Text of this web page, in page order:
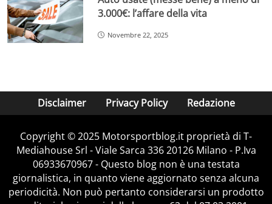
3.000€: l’affare della vita
Novembre 22, 2025
Disclaimer Privacy Policy Redazione
Copyright © 2025 Motorsportblog.it proprietà di T-
Mediahouse Srl - Viale Sarca 336 20126 Milano - P.Iva
06933670967 - Questo blog non è una testata
giornalistica, in quanto viene aggiornato senza alcuna
periodicità. Non può pertanto considerarsi un prodotto